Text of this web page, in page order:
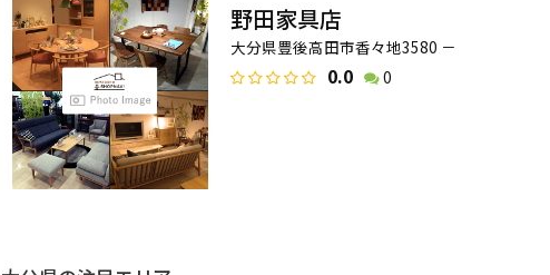
野田家具店
大分県豊後高田市香々地3580 －
0.0 0